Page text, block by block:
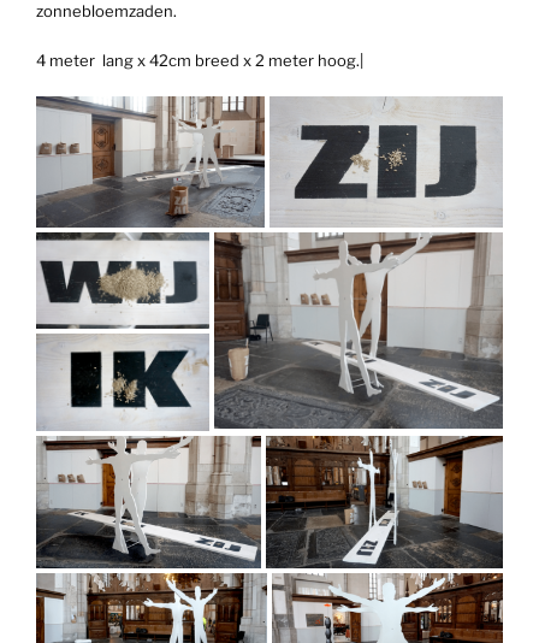
zonnebloemzaden.
4 meter lang x 42cm breed x 2 meter hoog.|